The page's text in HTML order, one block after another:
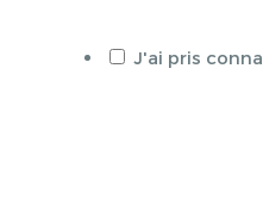
J'ai pris